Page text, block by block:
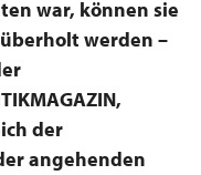
war, können sie
werden –
der
angehenden